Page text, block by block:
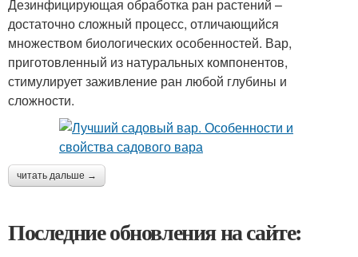
Дезинфицирующая обработка ран растений –
достаточно сложный процесс, отличающийся
множеством биологических особенностей. Вар,
приготовленный из натуральных компонентов,
стимулирует заживление ран любой глубины и
сложности.
читать дальше →
Последние обновления на сайте: